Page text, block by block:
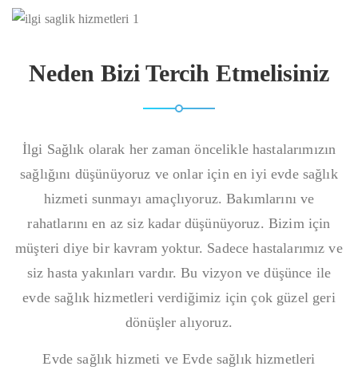
Neden Bizi Tercih Etmelisiniz
İlgi Sağlık olarak her zaman öncelikle hastalarımızın
sağlığını düşünüyoruz ve onlar için en iyi evde sağlık
hizmeti sunmayı amaçlıyoruz. Bakımlarını ve
rahatlarını en az siz kadar düşünüyoruz. Bizim için
müşteri diye bir kavram yoktur. Sadece hastalarımız ve
siz hasta yakınları vardır. Bu vizyon ve düşünce ile
evde sağlık hizmetleri verdiğimiz için çok güzel geri
dönüşler alıyoruz.
Evde sağlık hizmeti ve Evde sağlık hizmetleri